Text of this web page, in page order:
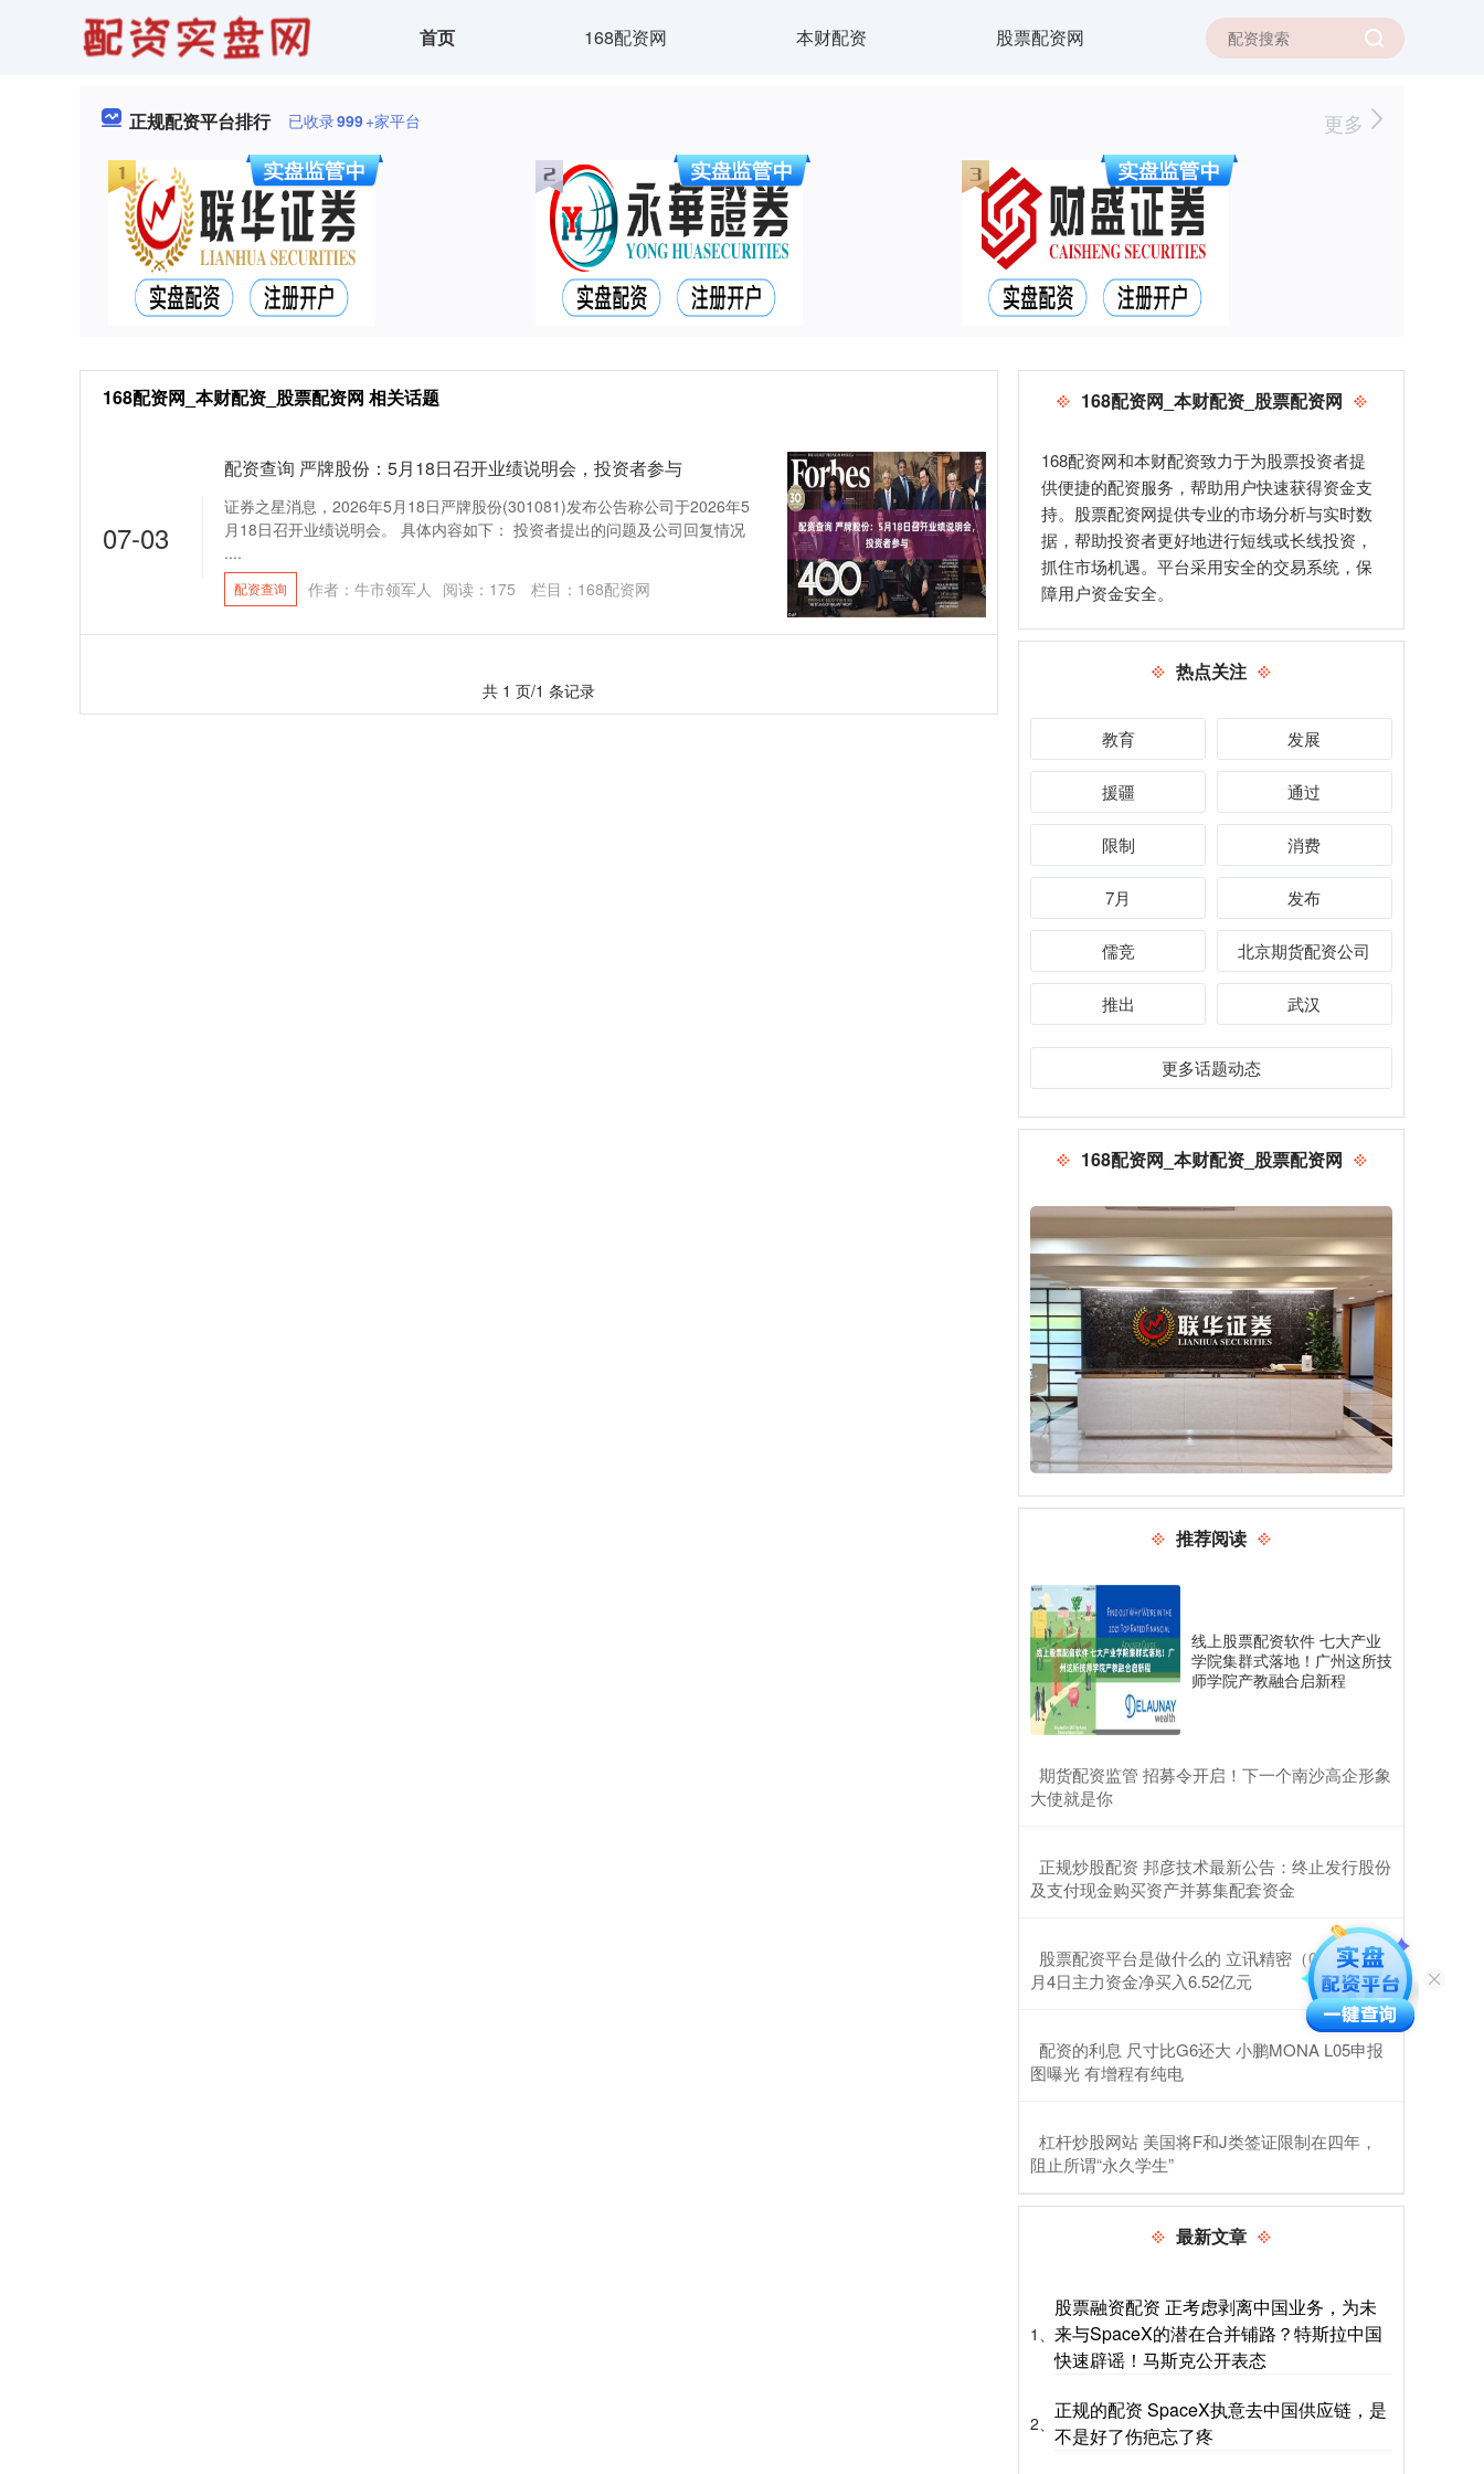
首页 168配资网 本财配资 股票配资网
正规配资平台排行 已收录999+家平台 更多
168配资网_本财配资_股票配资网 相关话题
07-03
配资查询 严牌股份：5月18日召开业绩说明会，投资者参与
证券之星消息，2026年5月18日严牌股份(301081)发布公告称公司于2026年5
月18日召开业绩说明会。 具体内容如下： 投资者提出的问题及公司回复情况
....
配资查询 作者：牛市领军人 阅读： 175 栏目： 168配资网
共 1 页/1 条记录
168配资网_本财配资_股票配资网
168配资网和本财配资致力于为股票投资者提
供便捷的配资服务，帮助用户快速获得资金支
持。股票配资网提供专业的市场分析与实时数
据，帮助投资者更好地进行短线或长线投资，
抓住市场机遇。平台采用安全的交易系统，保
障用户资金安全。
热点关注
教育 发展
援疆 通过
限制 消费
7月 发布
儒竞 北京期货配资公司
推出 武汉
更多话题动态
168配资网_本财配资_股票配资网
推荐阅读
线上股票配资软件 七大产业
学院集群式落地！广州这所技
师学院产教融合启新程
​期货配资监管 招募令开启！下一个南沙高企形象
大使就是你
​正规炒股配资 邦彦技术最新公告：终止发行股份
及支付现金购买资产并募集配套资金
​股票配资平台是做什么的 立讯精密（002475）9
月4日主力资金净买入6.52亿元
​配资的利息 尺寸比G6还大 小鹏MONA L05申报
图曝光 有增程有纯电
​杠杆炒股网站 美国将F和J类签证限制在四年，
阻止所谓“永久学生”
最新文章
1、
股票融资配资 正考虑剥离中国业务，为未
来与SpaceX的潜在合并铺路？特斯拉中国
快速辟谣！马斯克公开表态
2、
正规的配资 SpaceX执意去中国供应链，是
不是好了伤疤忘了疼